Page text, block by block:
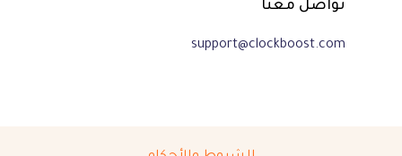
تواصل معنا
support@clockboost.com